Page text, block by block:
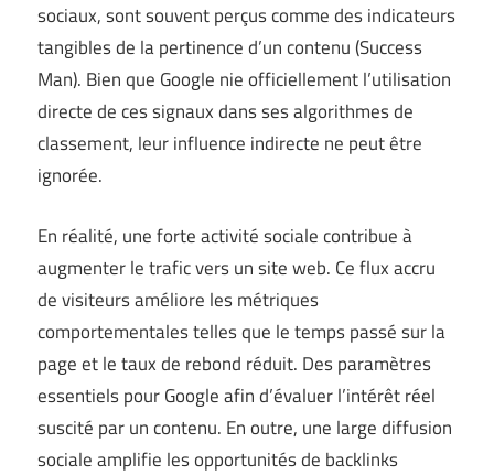
sociaux, sont souvent perçus comme des indicateurs
tangibles de la pertinence d’un contenu (Success
Man). Bien que Google nie officiellement l’utilisation
directe de ces signaux dans ses algorithmes de
classement, leur influence indirecte ne peut être
ignorée.
En réalité, une forte activité sociale contribue à
augmenter le trafic vers un site web. Ce flux accru
de visiteurs améliore les métriques
comportementales telles que le temps passé sur la
page et le taux de rebond réduit. Des paramètres
essentiels pour Google afin d’évaluer l’intérêt réel
suscité par un contenu. En outre, une large diffusion
sociale amplifie les opportunités de backlinks